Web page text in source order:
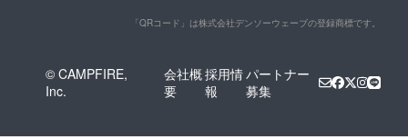
「QRコード」は株式会社デンソーウェーブの登録商標です。
© CAMPFIRE,
Inc.
会社概
要
採用情
報
パートナー
募集